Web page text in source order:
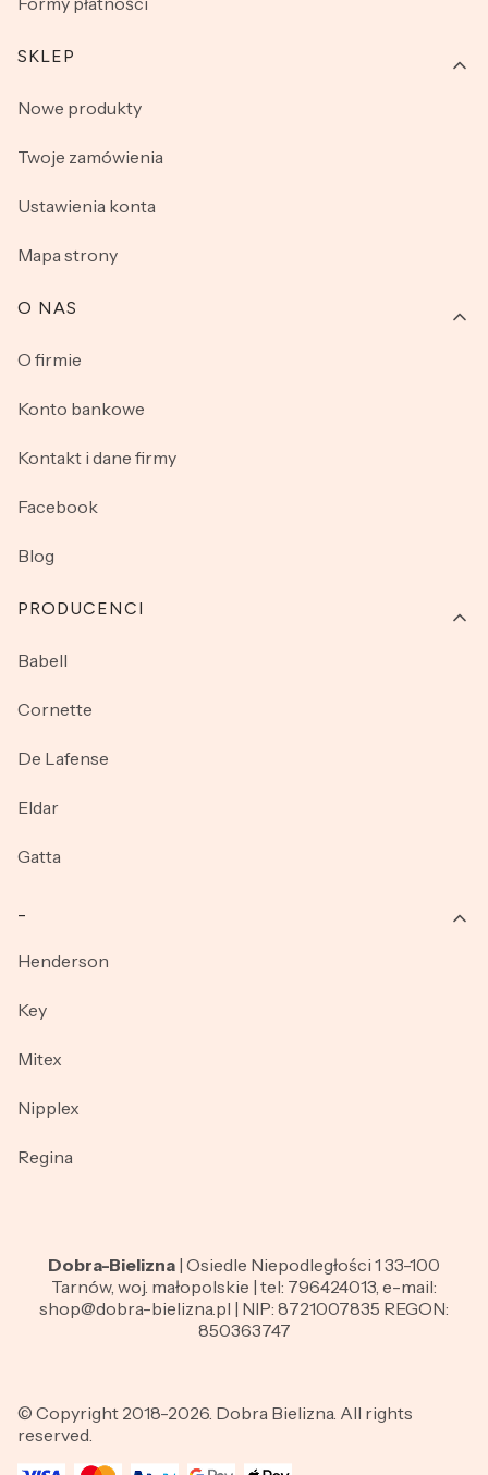
SKLEP
Nowe produkty
Twoje zamówienia
Ustawienia konta
Mapa strony
O NAS
O firmie
Konto bankowe
Kontakt i dane firmy
Facebook
Blog
PRODUCENCI
Babell
Cornette
De Lafense
Eldar
Gatta
Henderson
Key
Mitex
Nipplex
Regina
Dobra-Bielizna | Osiedle Niepodległości 1 33-100
Tarnów, woj. małopolskie | tel: 796424013, e-mail:
shop@dobra-bielizna.pl | NIP: 8721007835 REGON:
850363747
© Copyright 2018-2026. Dobra Bielizna. All rights
reserved.